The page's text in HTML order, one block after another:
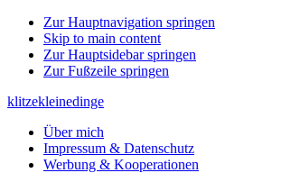
Zur Hauptnavigation springen
Skip to main content
Zur Hauptsidebar springen
Zur Fußzeile springen
klitzekleinedinge
Über mich
Impressum & Datenschutz
Werbung & Kooperationen